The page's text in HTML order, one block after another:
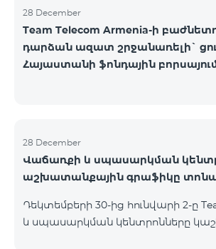
28 December
Team Telecom Armenia-ի
դարձան ազատ շրջանառելի`
Հայաստանի ֆոնդային
28 December
Վաճառքի և սպասարկման
աշխատանքային գրաֆիկը
Դեկտեմբերի 30-ից hունվարի 2-ը
և սպասարկման կենտրոնները